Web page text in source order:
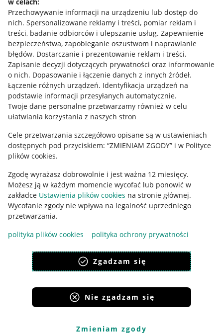
Przechowywanie informacji na urządzeniu lub dostęp do
nich. Spersonalizowane reklamy i treści, pomiar reklam i
treści, badanie odbiorców i ulepszanie usług. Zapewnienie
bezpieczeństwa, zapobieganie oszustwom i naprawianie
błędów. Dostarczanie i prezentowanie reklam i treści.
Zapisanie decyzji dotyczących prywatności oraz informowanie
o nich. Dopasowanie i łączenie danych z innych źródeł.
Łączenie różnych urządzeń. Identyfikacja urządzeń na
podstawie informacji przesyłanych automatycznie.
Twoje dane personalne przetwarzamy również w celu
ułatwiania korzystania z naszych stron
Cele przetwarzania szczegółowo opisane są w ustawieniach
dostępnych pod przyciskiem: “ZMIENIAM ZGODY” i w Polityce
plików cookies.
Zgodę wyrażasz dobrowolnie i jest ważna 12 miesięcy.
Możesz ją w każdym momencie wycofać lub ponowić w
zakładce Ustawienia plików cookies na stronie głównej.
Wycofanie zgody nie wpływa na legalność uprzedniego
przetwarzania.
polityka plików cookies
polityka ochrony prywatności
Zgadzam się
Nie zgadzam się
Zmieniam zgody
Allegro Gadane dla sprzedających
Allegro Gadane dla kupujących
Mapa miejscowości
Informacje prawne
Regulamin
Polityka plików "cookies"
Ustawienia plików "cookies"
Udostępnianie lokalizacji
Informacje dla Aktu o Usługach Cyfrowych
Pobierz aplikację
Korzystanie z serwisu oznacza akceptacjęregulaminu